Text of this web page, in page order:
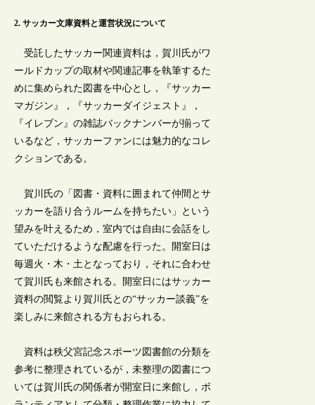
2. サッカー文庫資料と運営状況について
受託したサッカー関連資料は，賀川氏がワ
ールドカップの取材や関連記事を執筆するた
めに集められた図書を中心とし，『サッカー
マガジン』，『サッカーダイジェスト』，
『イレブン』の雑誌バックナンバーが揃って
いるなど，サッカーファンには魅力的なコレ
クションである。
賀川氏の「図書・資料に囲まれて仲間とサ
ッカーを語り合うルームを持ちたい」という
望みを叶えるため，室内では自由に会話をし
ていただけるような配慮を行った。開室日は
毎週火・木・土となっており，それに合わせ
て賀川氏も来館される。開室日にはサッカー
資料の閲覧より賀川氏との“サッカー談義”を
楽しみに来館される方もおられる。
資料は秩父宮記念スポーツ図書館の分類を
参考に整理されているが，未整理の図書につ
いては賀川氏の関係者が開室日に来館し，ボ